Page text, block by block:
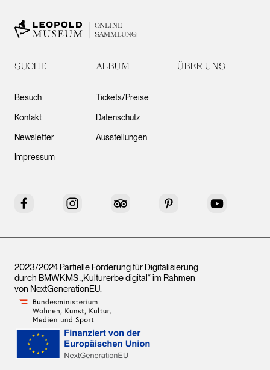
ONLINE
SAMMLUNG
SUCHE ALBUM ÜBER UNS
Besuch
Kontakt
Newsletter
Impressum
Tickets/Preise
Datenschutz
Ausstellungen
Facebook Instagram Tripadvisor Pinterest YouTube
2023/2024 Partielle Förderung für Digitalisierung
durch BMWKMS „Kulturerbe digital“ im Rahmen
von NextGenerationEU.